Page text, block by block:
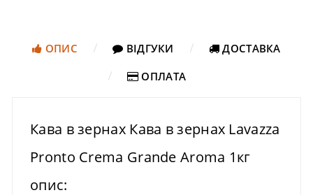
ОПИС ВІДГУКИ
ДОСТАВКА
ОПЛАТА
Кава в зернах Кава в зернах Lavazza
Pronto Crema Grande Aroma 1кг
опис: